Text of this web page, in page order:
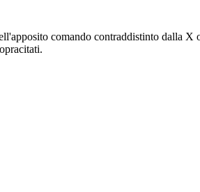
comando contraddistinto dalla